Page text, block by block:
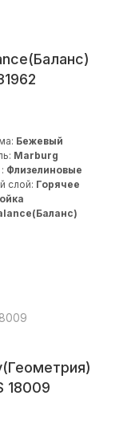
Бежевый
Marburg
Флизелиновые
слой: Горячее
18009